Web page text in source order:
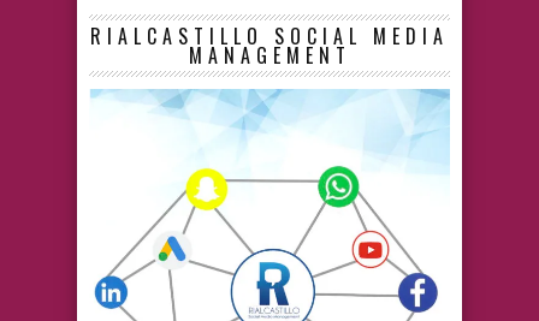
RIALCASTILLO SOCIAL MEDIA
MANAGEMENT